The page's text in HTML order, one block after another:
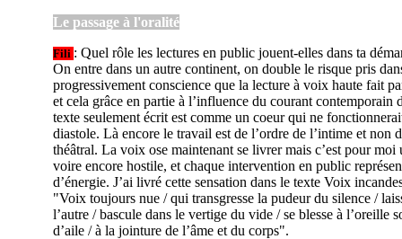
Le passage à l'oralité
Fili : Quel rôle les lectures en public jouent-elles dans ta
On entre dans un autre continent, on double le risque pris
progressivement conscience que la lecture à voix haute fait
et cela grâce en partie à l’influence du courant contemporain
texte seulement écrit est comme un coeur qui ne
diastole. Là encore le travail est de l’ordre de l’intime et non
théâtral. La voix ose maintenant se livrer mais c’est pour
voire encore hostile, et chaque intervention en public
d’énergie. J’ai livré cette sensation dans le texte Voix
"Voix toujours nue / qui transgresse la pudeur du silence /
l’autre / bascule dans le vertige du vide / se blesse à l’oreille
d’aile / à la jointure de l’âme et du corps".